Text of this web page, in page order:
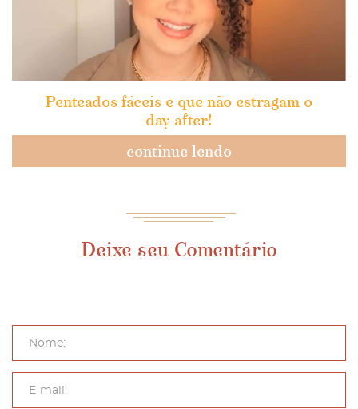
Penteados fáceis e que não estragam o
day after!
continue lendo
Deixe seu Comentário